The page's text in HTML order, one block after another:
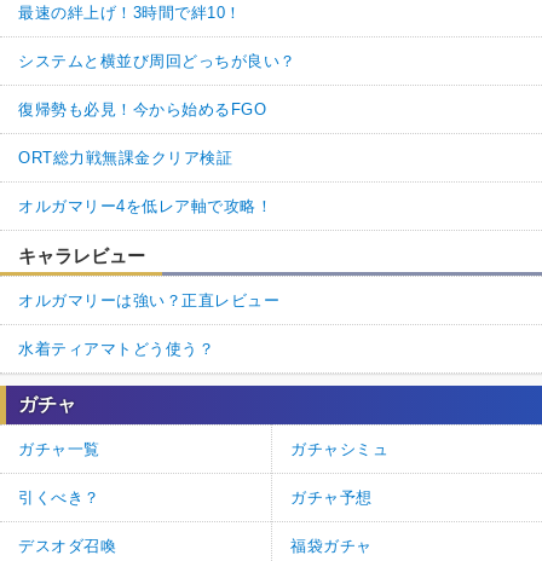
最速の絆上げ！3時間で絆10！
システムと横並び周回どっちが良い？
復帰勢も必見！今から始めるFGO
ORT総力戦無課金クリア検証
オルガマリー4を低レア軸で攻略！
キャラレビュー
オルガマリーは強い？正直レビュー
水着ティアマトどう使う？
ガチャ
ガチャ一覧 ガチャシミュ
引くべき？ ガチャ予想
デスオダ召喚 福袋ガチャ